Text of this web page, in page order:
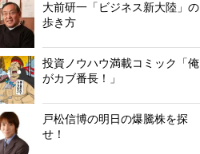
大前研一「ビジネス新大陸」の
歩き方
投資ノウハウ満載コミック「俺
がカブ番長！」
戸松信博の明日の爆騰株を探
せ！